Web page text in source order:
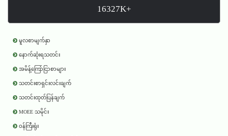
16327K+
မူလစာမျက်နှာ
နောက်ဆုံးရသတင်း
အမိန့်ကြော်ငြာစာများ
သတင်းစာရှင်းလင်းချက်
သတင်းထုတ်ပြန်ချက်
MOEE သမိုင်း
ဝန်ကြီးရုံး